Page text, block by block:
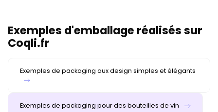
Exemples d'emballage réalisés sur
Coqli.fr
Exemples de packaging aux design simples et élégants
Exemples de packaging pour des bouteilles de vin